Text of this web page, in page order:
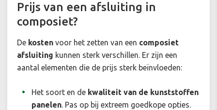
Prijs van een afsluiting in
composiet?
De kosten voor het zetten van een composiet
afsluiting kunnen sterk verschillen. Er zijn een
aantal elementen die de prijs sterk beïnvloeden:
Het soort en de kwaliteit van de kunststoffen
panelen. Pas op bij extreem goedkope opties.